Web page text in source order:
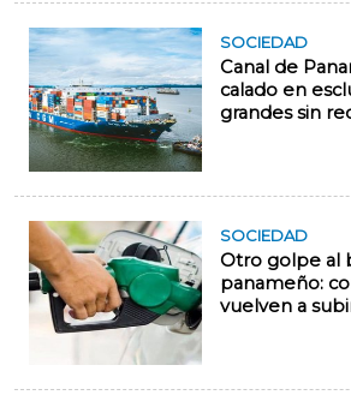
SOCIEDAD
Canal de
calado en
grandes sin
SOCIEDAD
Otro golpe al
panameño:
vuelven a